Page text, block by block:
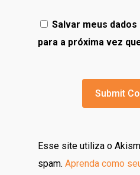
Salvar meus
para a próxima vez
Esse site utiliza o
spam. Aprenda como